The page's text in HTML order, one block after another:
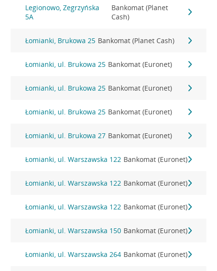
Legionowo, Zegrzyńska
5A
Bankomat (Planet
Cash)
Łomianki, Brukowa 25 Bankomat (Planet Cash)
Łomianki, ul. Brukowa 25 Bankomat (Euronet)
Łomianki, ul. Brukowa 25 Bankomat (Euronet)
Łomianki, ul. Brukowa 25 Bankomat (Euronet)
Łomianki, ul. Brukowa 27 Bankomat (Euronet)
Łomianki, ul. Warszawska 122 Bankomat (Euronet)
Łomianki, ul. Warszawska 122 Bankomat (Euronet)
Łomianki, ul. Warszawska 122 Bankomat (Euronet)
Łomianki, ul. Warszawska 150 Bankomat (Euronet)
Łomianki, ul. Warszawska 264 Bankomat (Euronet)